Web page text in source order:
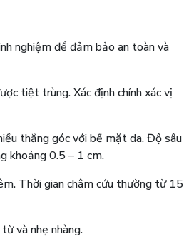
nghiệm để đảm bảo an toàn và
tiệt trùng. Xác định chính xác vị
thẳng góc với bề mặt da. Độ sâu
khoảng 0.5 – 1 cm.
Thời gian châm cứu thường từ 15
và nhẹ nhàng.